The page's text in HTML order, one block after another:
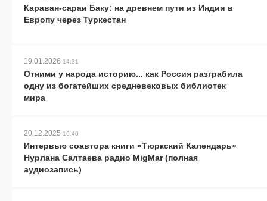
Караван-сараи Баку: на древнем пути из Индии в
Европу через Туркестан
19.01.2026 14:31
Отними у народа историю... как Россия разграбила
одну из богатейших средневековых библиотек
мира
20.12.2025 16:40
Интервью соавтора книги «Тюркский Календарь»
Нурлана Салтаева радио MigMar (полная
аудиозапись)